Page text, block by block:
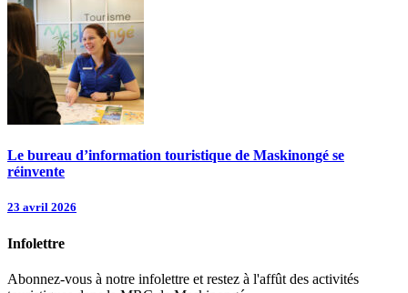
Le bureau d’information touristique de Maskinongé se
réinvente
23 avril 2026
Infolettre
Abonnez-vous à notre infolettre et restez à l'affût des activités